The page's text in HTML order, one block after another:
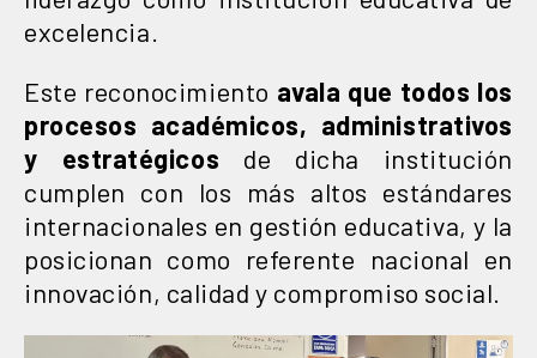
excelencia.
Este reconocimiento avala que todos los
procesos académicos, administrativos
y estratégicos de dicha institución
cumplen con los más altos estándares
internacionales en gestión educativa, y la
posicionan como referente nacional en
innovación, calidad y compromiso social.